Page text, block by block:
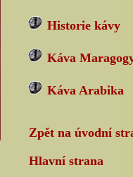
Historie kávy
Káva
Káva Arabika
Zpět na úvodní
Hlavní strana